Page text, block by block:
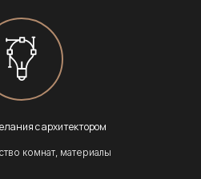
с архитектором
комнат, материалы